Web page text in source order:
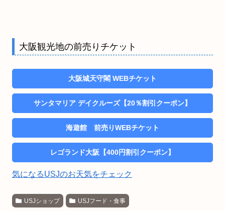
大阪観光地の前売りチケット
大阪城天守閣 WEBチケット
サンタマリア デイクルーズ【20％割引クーポン】
海遊館 前売りWEBチケット
レゴランド大阪【400円割引クーポン】
気になるUSJのお天気をチェック
USJショップ USJフード・食事